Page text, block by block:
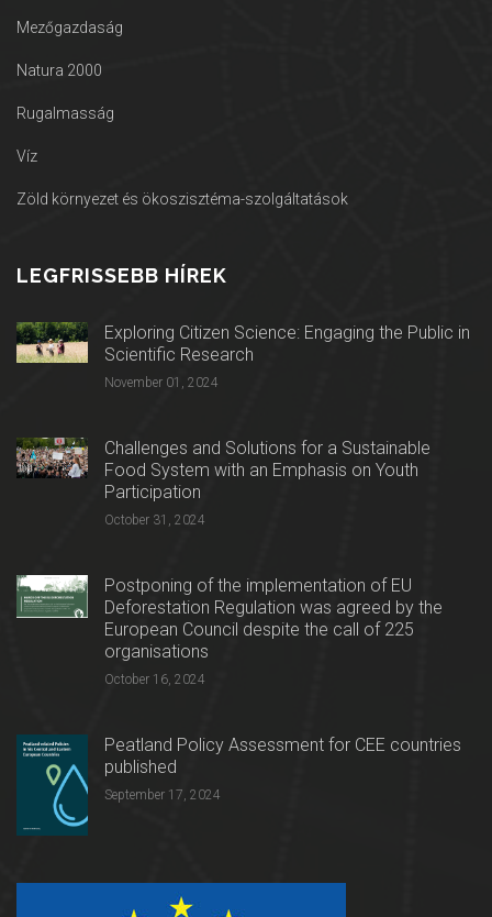
Mezőgazdaság
Natura 2000
Rugalmasság
Víz
Zöld környezet és ökoszisztéma-szolgáltatások
LEGFRISSEBB HÍREK
Exploring Citizen Science: Engaging the Public in
Scientific Research
November 01, 2024
Challenges and Solutions for a Sustainable
Food System with an Emphasis on Youth
Participation
October 31, 2024
Postponing of the implementation of EU
Deforestation Regulation was agreed by the
European Council despite the call of 225
organisations
October 16, 2024
Peatland Policy Assessment for CEE countries
published
September 17, 2024